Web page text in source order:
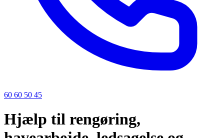
60 60 50 45
Hjælp til rengøring,